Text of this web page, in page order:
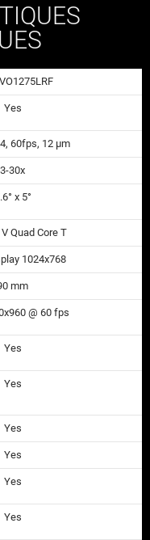
Yes
60fps, 12 µm
3-30x
x 5°
Quad Core T
1024x768
mm
@ 60 fps
Yes
Yes
Yes
Yes
Yes
Yes